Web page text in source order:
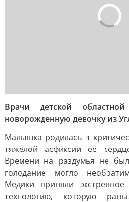
Врачи детской
новорожденную девочку из
Малышка родилась в
тяжелой асфиксии её
Времени на раздумья не
голодание могло
Медики приняли
технологию, которую